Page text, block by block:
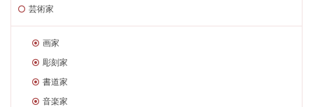
芸術家
画家
彫刻家
書道家
音楽家